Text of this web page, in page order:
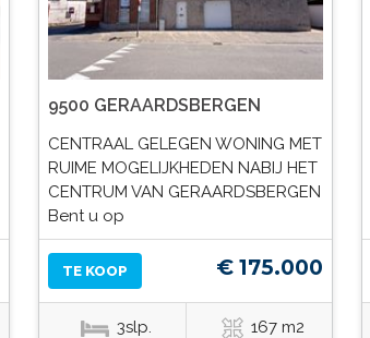
9500 GERAARDSBERGEN
CENTRAAL GELEGEN WONING MET
RUIME MOGELIJKHEDEN NABIJ HET
CENTRUM VAN GERAARDSBERGEN
Bent u op
TE KOOP € 175.000
3slp. 167 m2